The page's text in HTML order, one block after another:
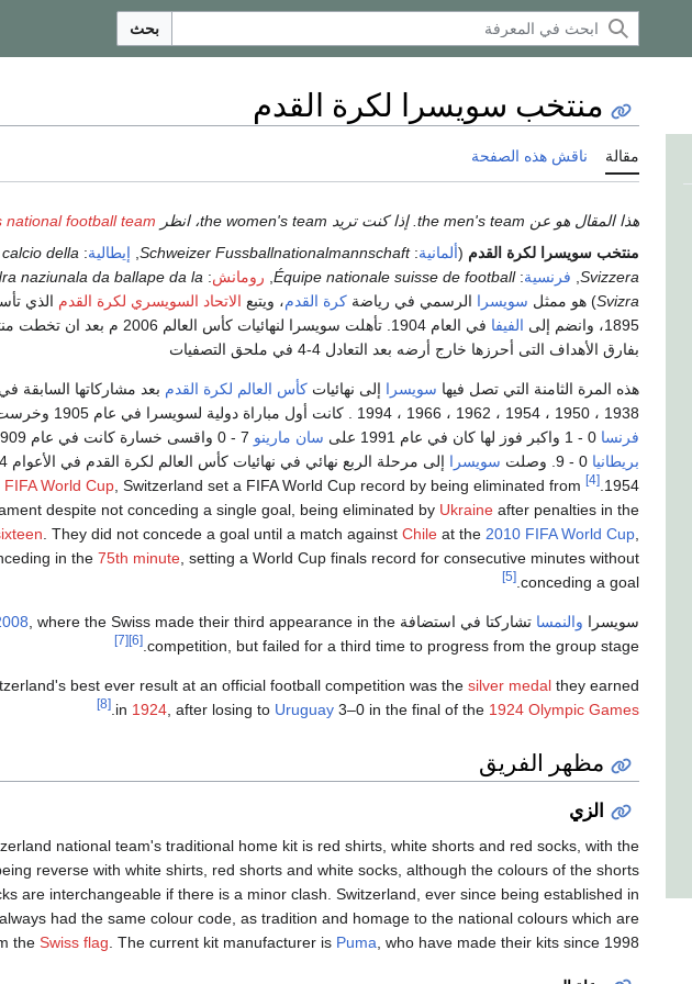
بحث
منتخب سويسرا لكرة القدم
مقالة ناقش هذه الصفحة
هذا المقال هو عن the men's team. إذا كنت تريد the women's team، انظر national football team
منتخب سويسرا لكرة القدم (ألمانية:
Schweizer Fussballnationalmannschaft إيطالية:
della
Svizzera فرنسية:
Équipe nationale suisse de football رومانش:
naziunala da ballape da la
Svizra) هو ممثل سويسرا الرسمي في رياضة كرة القدم، ويتبع الاتحاد السويسري لكرة القدم الذي
1895، وانضم إلى
الفيفا في العام 1904. تأهلت سويسرا لنهائيات كأس العالم 2006 م بعد ان تخطت منتخب
بفارق الأهداف التى أحرزها خارج أرضه بعد التعادل 4-4 في ملحق التصفيات
هذه المرة الثامنة التي تصل فيها سويسرا إلى نهائيات كأس العالم لكرة القدم
1938 ، 1950 ، 1954 ، 1962 ، 1966 ، 1994 . كانت أول مباراة دولية لسويسرا في عام 1905 وخرست فيه امام
فرنسا
سان مارينو
بريطانيا
سويسرا
1954.
[4]
FIFA World Cup , Switzerland set a FIFA World Cup record by being eliminated from
despite not conceding a single goal, being eliminated by Ukraine after penalties in the
. They did not concede a goal until a match against Chile at the 2010 FIFA World Cup
in the 75th minute , setting a World Cup finals record for consecutive minutes without
conceding a goal.
[5]
سويسرا والنمسا تشاركتا في استضافة , where the Swiss made their third appearance in the
competition, but failed for a third time to progress from the group stage.
[6]
[7]
best ever result at an official football competition was the silver medal they earned
in 1924 , after losing to Uruguay 3–0 in the final of the 1924 Olympic Games
[8]
مظهر الفريق
الزي
national team's traditional home kit is red shirts, white shorts and red socks, with the
reverse with white shirts, red shorts and white socks, although the colours of the shorts
are interchangeable if there is a minor clash. Switzerland, ever since being established in
had the same colour code, as tradition and homage to the national colours which are
the Swiss flag . The current kit manufacturer is Puma , who have made their kits since 1998.